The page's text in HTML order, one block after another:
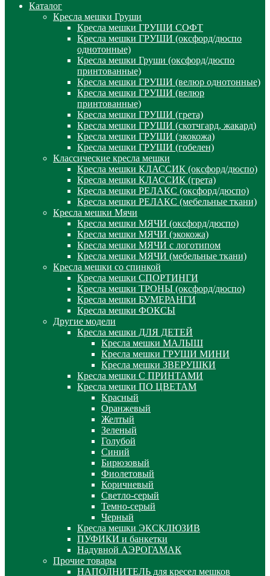
Каталог
Кресла мешки Груши
Кресла мешки ГРУШИ СОФТ
Кресла мешки ГРУШИ (оксфорд/дюспо
однотонные)
Кресла мешки Груши (оксфорд/дюспо
принтованные)
Кресла мешки ГРУШИ (велюр однотонные)
Кресла мешки ГРУШИ (велюр
принтованные)
Кресла мешки ГРУШИ (грета)
Кресла мешки ГРУШИ (скотчгард, жакард)
Кресла мешки ГРУШИ (экокожа)
Кресла мешки ГРУШИ (гобелен)
Классические кресла мешки
Кресла мешки КЛАССИК (оксфорд/дюспо)
Кресла мешки КЛАССИК (грета)
Креслa мешки РЕЛАКС (оксфорд/дюспо)
Креслa мешки РЕЛАКС (мебельные ткани)
Кресла мешки Мячи
Кресла мешки МЯЧИ (оксфорд/дюспо)
Кресла мешки МЯЧИ (экокожа)
Кресла мешки МЯЧИ с логотипом
Кресла мешки МЯЧИ (мебельные ткани)
Кресла мешки со спинкой
Кресла мешки СПОРТИНГИ
Кресла мешки ТРОНЫ (оксфорд/дюспо)
Кресла мешки БУМЕРАНГИ
Кресла мешки ФОКСЫ
Другие модели
Кресла мешки ДЛЯ ДЕТЕЙ
Кресла мешки МАЛЫШ
Кресла мешки ГРУШИ МИНИ
Кресла мешки ЗВЕРУШКИ
Кресла мешки С ПРИНТАМИ
Кресла мешки ПО ЦВЕТАМ
Красный
Оранжевый
Желтый
Зеленый
Голубой
Синий
Бирюзовый
Фиолетовый
Коричневый
Светло-серый
Темно-серый
Черный
Кресла мешки ЭКСКЛЮЗИВ
ПУФИКИ и банкетки
Надувной АЭРОГАМАК
Прочие товары
НАПОЛНИТЕЛЬ для кресел мешков